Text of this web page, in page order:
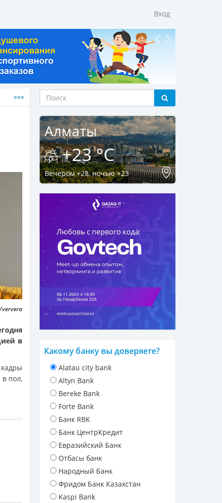
Вход
в
пол,
Алматы
+23 °C
Вечером +28, ночью +23
Какому банку вы доверяете?
Alatau city bank
Altyn Bank
Bereke Bank
Forte Bank
Банк RBK
Банк ЦентрКредит
Евразийский Банк
Отбасы банк
Народный Банк
Фридом Банк Казахстан
Kaspi Bank